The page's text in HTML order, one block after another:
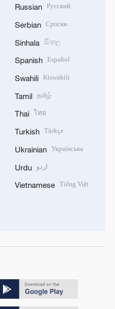
Russian Русский
Serbian Српски
Sinhala සිංහල
Spanish Español
Swahili Kiswahili
Tamil தமிழ்
Thai ไทย
Turkish Türkçe
Ukrainian Українська
Urdu اردو
Vietnamese Tiếng Việt